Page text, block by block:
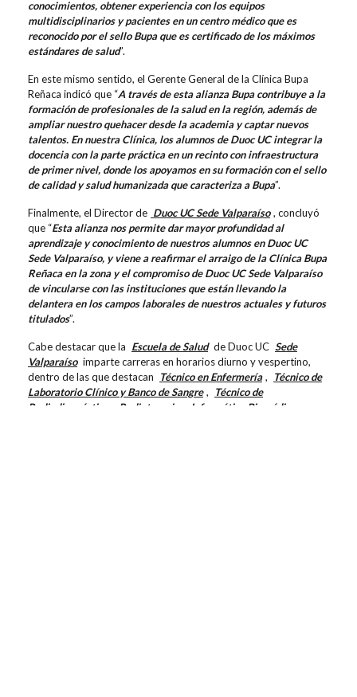
conocimientos, obtener experiencia con los equipos
multidisciplinarios y pacientes en un centro médico que es
reconocido por el sello Bupa que es certificado de los máximos
estándares de salud”.
En este mismo sentido, el Gerente General de la Clínica Bupa
Reñaca indicó que “A través de esta alianza Bupa contribuye a la
formación de profesionales de la salud en la región, además de
ampliar nuestro quehacer desde la academia y captar nuevos
talentos. En nuestra Clínica, los alumnos de Duoc UC integrar la
docencia con la parte práctica en un recinto con infraestructura
de primer nivel, donde los apoyamos en su formación con el sello
de calidad y salud humanizada que caracteriza a Bupa”.
Finalmente, el Director de Duoc UC Sede Valparaíso , concluyó
que “Esta alianza nos permite dar mayor profundidad al
aprendizaje y conocimiento de nuestros alumnos en Duoc UC
Sede Valparaíso, y viene a reafirmar el arraigo de la Clínica Bupa
Reñaca en la zona y el compromiso de Duoc UC Sede Valparaíso
de vincularse con las instituciones que están llevando la
delantera en los campos laborales de nuestros actuales y futuros
titulados”.
Cabe destacar que la Escuela de Salud de Duoc UC Sede
Valparaíso imparte carreras en horarios diurno y vespertino,
dentro de las que destacan
Técnico en Enfermería ,
Técnico de
Laboratorio Clínico y Banco de Sangre ,
Técnico de
Radiodiagnóstico y Radioterapia
Informática Biomédica